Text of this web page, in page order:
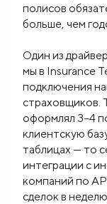
полисов
больше, чем
Один из
мы в Insurance
подключения
страховщиков.
оформлял 3–4
клиентскую
таблицах — то
интеграции с
компаний по
сделок в